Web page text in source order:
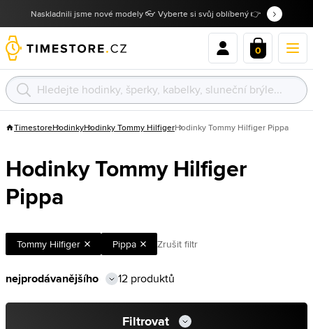
Naskladnili jsme nové modely 👓 Vyberte si svůj oblíbený 👉
0
TimestoreHodinkyHodinky Tommy HilfigerHodinky Tommy Hilfiger Pippa
Hodinky Tommy Hilfiger
Pippa
Tommy Hilfiger Pippa Zrušit filtr
12 produktů
Filtrovat